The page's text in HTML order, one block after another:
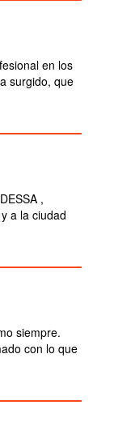
en los
surgido, que
,
a la ciudad
siempre.
con lo que